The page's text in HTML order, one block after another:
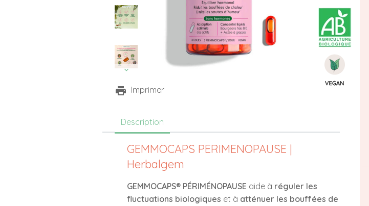
Imprimer
Description
GEMMOCAPS PERIMENOPAUSE |
Herbalgem
GEMMOCAPS® PÉRIMÉNOPAUSE aide à réguler les
fluctuations biologiques et à atténuer les bouffées de